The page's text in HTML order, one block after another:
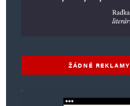
ŽÁDNÉ REKLAMY